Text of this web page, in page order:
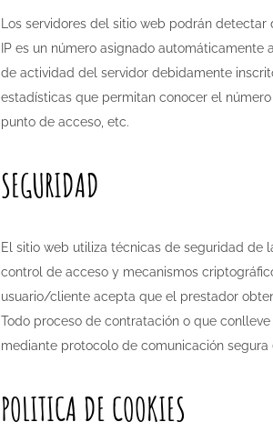
Los servidores del sitio web podrán
IP es un número asignado automáticamente
de actividad del servidor debidamente
estadísticas que permitan conocer el
punto de acceso, etc.
SEGURIDAD
El sitio web utiliza técnicas de seguridad de
control de acceso y mecanismos
usuario/cliente acepta que el prestador
Todo proceso de contratación o que
mediante protocolo de comunicación
POLITICA DE COOKIES